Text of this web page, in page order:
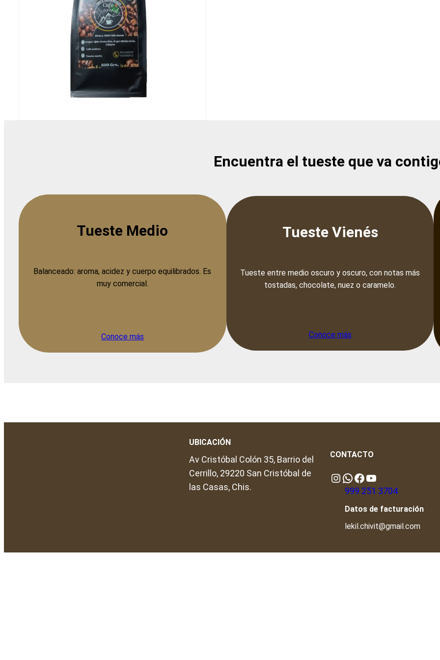
Encuentra el tueste que va
Tueste Medio
Balanceado: aroma, acidez y cuerpo equilibrados. Es
muy comercial.
Conoce más
Tueste Vienés
Tueste entre medio oscuro y oscuro, con notas más
tostadas, chocolate, nuez o caramelo.
Conoce más
UBICACIÓN
Av Cristóbal Colón 35, Barrio del
Cerrillo, 29220 San Cristóbal de
las Casas, Chis.
CONTACTO
Instagram WhatsApp https://www.facebook.com/people/Lekil-Chivit/61579066376698/?locale=en_GB# https://www.youtube.com/@LekilChivit
999 251 3704
Datos de facturación
lekil.chivit@gmail.com